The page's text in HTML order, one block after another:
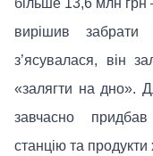
вирішив
з’ясувалася, він
«залягти на дно».
завчасно
станцію та